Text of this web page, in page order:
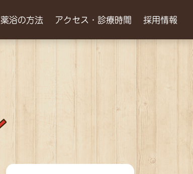
薬浴の方法 アクセス・診療時間 採用情報